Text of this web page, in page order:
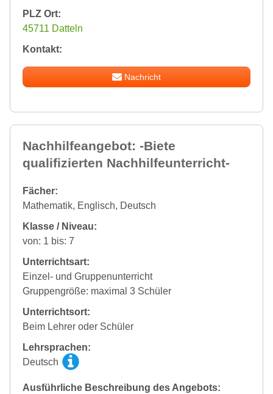
PLZ Ort:
45711 Datteln
Kontakt:
Nachricht
Nachhilfeangebot: -Biete
qualifizierten Nachhilfeunterricht-
Fächer:
Mathematik, Englisch, Deutsch
Klasse / Niveau:
von: 1 bis: 7
Unterrichtsart:
Einzel- und Gruppenunterricht
Gruppengröße: maximal 3 Schüler
Unterrichtsort:
Beim Lehrer oder Schüler
Lehrsprachen:
Deutsch
Ausführliche Beschreibung des Angebots: